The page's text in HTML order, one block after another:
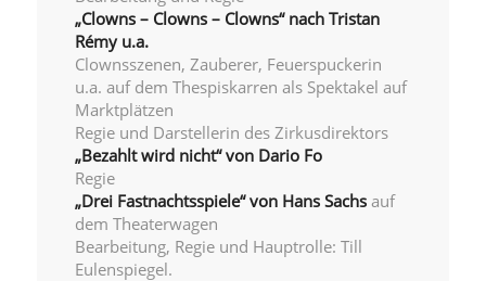
„Clowns – Clowns – Clowns“ nach Tristan
Rémy u.a.
Clownsszenen, Zauberer, Feuerspuckerin
u.a. auf dem Thespiskarren als Spektakel auf
Marktplätzen
Regie und Darstellerin des Zirkusdirektors
„Bezahlt wird nicht“ von Dario Fo
Regie
„Drei Fastnachtsspiele“ von Hans Sachsauf
dem Theaterwagen
Bearbeitung, Regie und Hauptrolle: Till
Eulenspiegel.